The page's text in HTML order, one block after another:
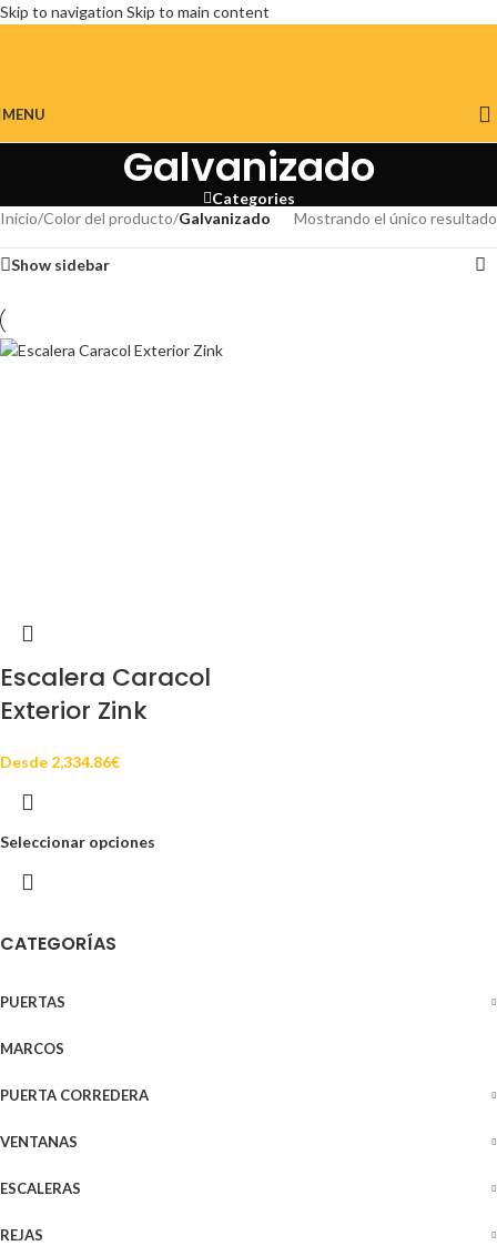
Skip to navigation Skip to main content
MENU
Galvanizado
Categories
CATEGORÍAS
PUERTAS
MARCOS
PUERTA CORREDERA
VENTANAS
ESCALERAS
REJAS
Inicio/Color del producto/Galvanizado Mostrando el único resultado
Show sidebar
Escalera Caracol
Exterior Zink
Desde 2,334.86€
Seleccionar opciones